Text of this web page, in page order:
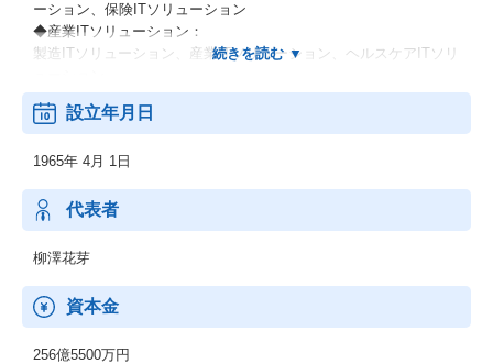
ーション、保険ITソリューション
◆産業ITソリューション：
製造ITソリューション、産業ITソリューション、ヘルスケアITソリ
◆IT基盤サービス：
基盤ITソリューション、システム運用ソリューション、先端技術
（デジタルワークプレイス）
設立年月日
1965年 4月 1日
代表者
柳澤花芽
資本金
256億5500万円